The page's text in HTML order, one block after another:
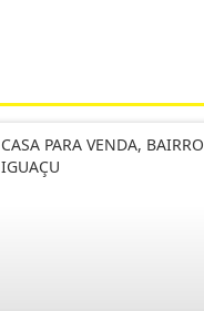
CASA PARA VENDA, BAIRRO
IGUAÇU